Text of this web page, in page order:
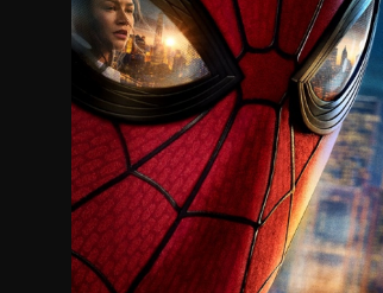
09.08.2026.
10.08.2026. 11.08.2026.
12.08.2026.
15:00 08.08.2026.